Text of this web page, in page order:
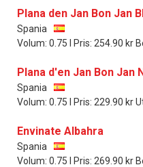
Plana den Jan Bon Jan
Spania
Volum: 0.75 l Pris: 254.90 kr
Plana d'en Jan Bon Jan
Spania
Volum: 0.75 l Pris: 229.90 kr
Envinate Albahra
Spania
Volum: 0.75 l Pris: 269.90 kr